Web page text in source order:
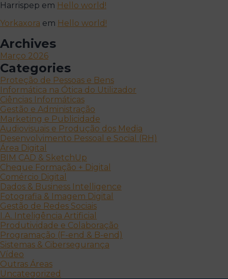
Harrispep em Hello world!
Yorkaxora em Hello world!
Archives
Março 2026
Categories
Proteção de Pessoas e Bens
Informática na Ótica do Utilizador
Ciências Informáticas
Gestão e Administração
Marketing e Publicidade
Audiovisuais e Produção dos Media
Desenvolvimento Pessoal e Social (RH)
Área Digital
BIM CAD & SketchUp
Cheque Formação + Digital
Comércio Digital
Dados & Business Intelligence
Fotografia & Imagem Digital
Gestão de Redes Sociais
I.A. Inteligência Artificial
Produtividade e Colaboração
Programação (F-end & B-end)
Sistemas & Cibersegurança
Vídeo
Outras Áreas
Uncategorized